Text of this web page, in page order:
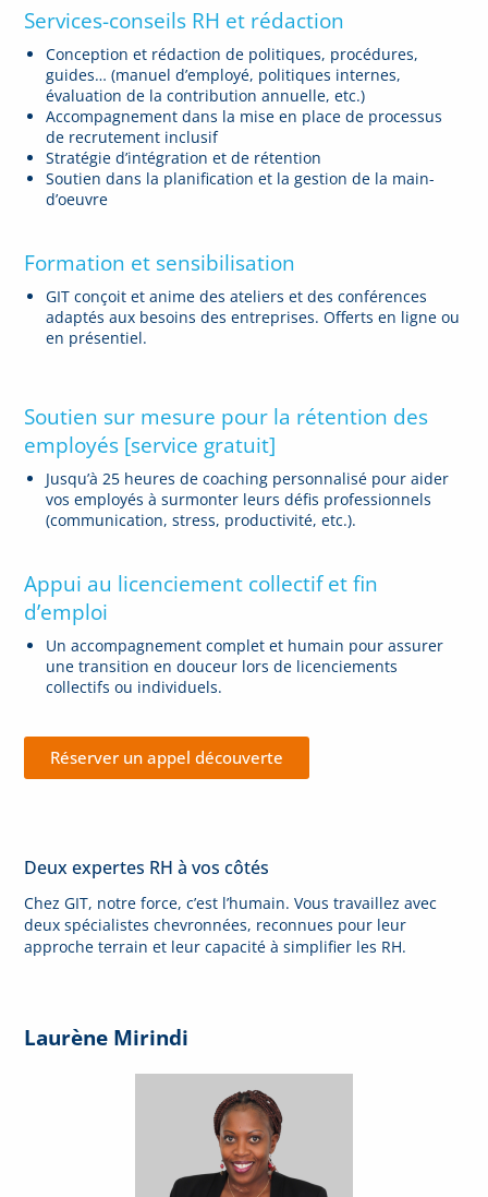
Services-conseils RH et rédaction
Conception et rédaction de politiques, procédures,
guides… (manuel d’employé, politiques internes,
évaluation de la contribution annuelle, etc.)
Accompagnement dans la mise en place de processus
de recrutement inclusif
Stratégie d’intégration et de rétention
Soutien dans la planification et la gestion de la main-
d’oeuvre
Formation et sensibilisation
GIT conçoit et anime des ateliers et des conférences
adaptés aux besoins des entreprises. Offerts en ligne ou
en présentiel.
Soutien sur mesure pour la rétention des
employés [service gratuit]
Jusqu’à 25 heures de coaching personnalisé pour aider
vos employés à surmonter leurs défis professionnels
(communication, stress, productivité, etc.).
Appui au licenciement collectif et fin
d’emploi
Un accompagnement complet et humain pour assurer
une transition en douceur lors de licenciements
collectifs ou individuels.
Réserver un appel découverte
Deux expertes RH à vos côtés
Chez GIT, notre force, c’est l’humain. Vous travaillez avec
deux spécialistes chevronnées, reconnues pour leur
approche terrain et leur capacité à simplifier les RH.
Laurène Mirindi